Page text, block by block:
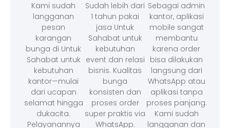
Kami sudah
langganan
pesan
karangan
bunga di Untuk
Sahabat untuk
kebutuhan
kantor—mulai
dari ucapan
selamat hingga
dukacita.
Pelayanannya
Sudah lebih dari
1 tahun pakai
jasa Untuk
Sahabat untuk
kebutuhan
event dan relasi
bisnis. Kualitas
bunga
konsisten dan
proses order
super praktis via
WhatsApp.
Sebagai admin
kantor, aplikasi
mobile sangat
membantu
karena order
bisa dilakukan
langsung dari
WhatsApp atau
aplikasi tanpa
proses panjang.
Kami sudah
langganan dan